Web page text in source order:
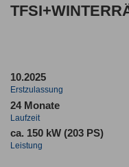
10.2025
Erstzulassung
24 Monate
Laufzeit
ca. 150 kW (203 PS)
Leistung